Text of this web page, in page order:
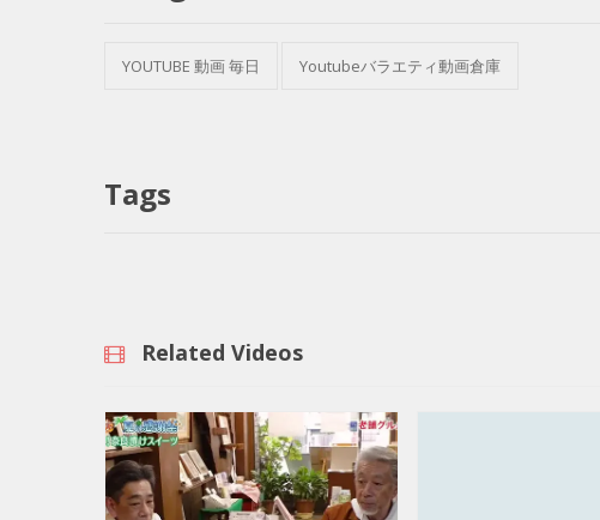
YOUTUBE 動画 毎日 Youtubeバラエティ動画倉庫
Tags
Related Videos